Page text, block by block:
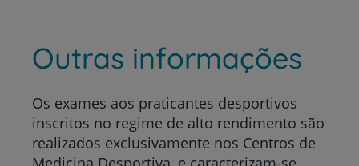
Outras informações
Os exames aos praticantes desportivos
inscritos no regime de alto rendimento são
realizados exclusivamente nos Centros de